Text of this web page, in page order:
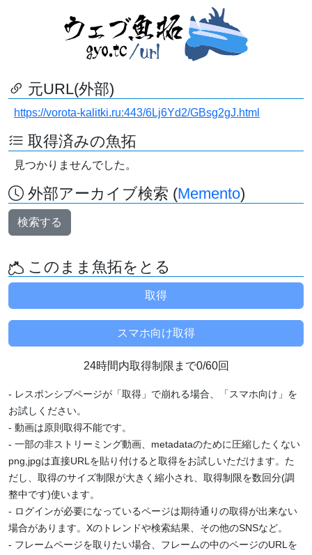
元URL(外部)
https://vorota-kalitki.ru:443/6Lj6Yd2/GBsg2gJ.html
取得済みの魚拓
見つかりませんでした。
外部アーカイブ検索 (Memento)
検索する
このまま魚拓をとる
24時間内取得制限まで0/60回
- レスポンシブページが「取得」で崩れる場合、「スマホ向け」を
お試しください。
- 動画は原則取得不能です。
- 一部の非ストリーミング動画、metadataのために圧縮したくない
png,jpgは直接URLを貼り付けると取得をお試しいただけます。た
だし、取得のサイズ制限が大きく縮小され、取得制限を数回分(調
整中です)使います。
- ログインが必要になっているページは期待通りの取得が出来ない
場合があります。Xのトレンドや検索結果、その他のSNSなど。
- フレームページを取りたい場合、フレームの中のページのURLを